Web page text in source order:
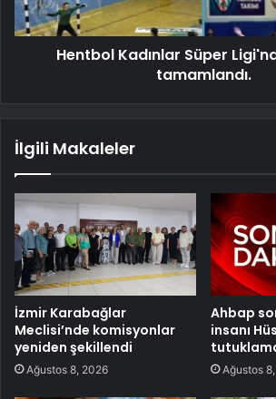
Hentbol Kadınlar Süper
tamamlandı.
İlgili Makaleler
İzmir Karabağlar
Meclisi’nde komisyonlar
yeniden şekillendi
Ağustos 8, 2026
Ahbap
insanı
Ağustos